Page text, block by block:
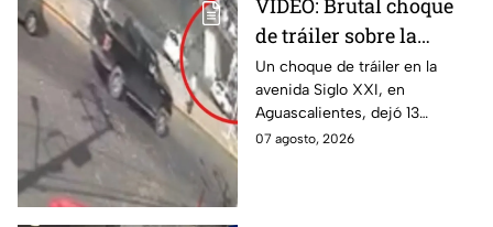
VIDEO: Brutal choque
de tráiler sobre la
avenida Siglo XXI en
Aguascalientes deja
varios heridos y
destrozos
Un choque de tráiler en la
avenida Siglo XXI, en
Aguascalientes, dejó 13
heridos y varios vehículos
07 agosto, 2026